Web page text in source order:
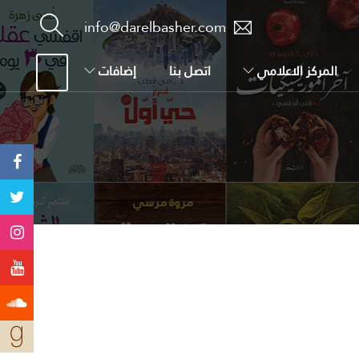
info@darelbasher.com
المركز الاعلامي اتصل بنا إضافات